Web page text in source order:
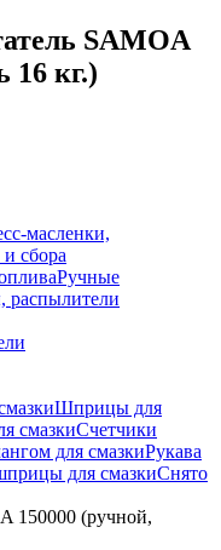
SAMOA
16 кг.)
масленки,
сбора
Ручные
распылители
Шприцы для
смазкиСчетчики
для смазкиРукава
для смазкиСнято
150000 (ручной,